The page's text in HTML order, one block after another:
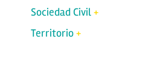
Sociedad Civil
Territorio